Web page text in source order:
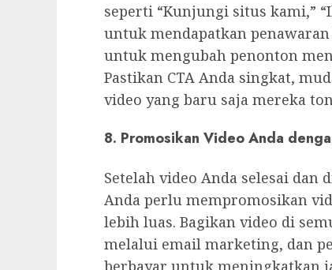
seperti “Kunjungi situs kami,”
untuk mendapatkan
untuk mengubah penonton
Pastikan CTA Anda singkat,
video yang baru saja mereka
8. Promosikan Video Anda
Setelah video Anda selesai dan
Anda perlu mempromosikan
lebih luas. Bagikan video di
melalui email marketing, dan
berbayar untuk meningkatkan